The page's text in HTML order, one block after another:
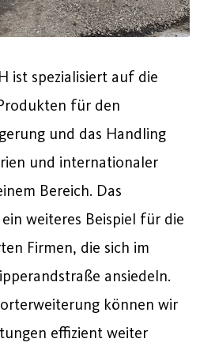
ist spezialisiert auf die
für den
und das Handling
und internationaler
Bereich. Das
weiteres Beispiel für die
Firmen, die sich im
ansiedeln.
können wir
effizient weiter